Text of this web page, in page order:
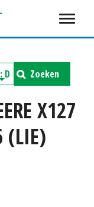
Zoeken
X127
(LIE)